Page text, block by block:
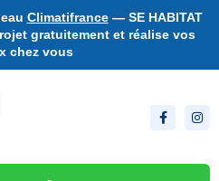
Climatifrance— SE HABITAT
gratuitement et réalise vos
chez vous